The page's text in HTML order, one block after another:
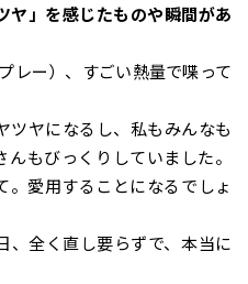
」を感じたものや瞬間があ
レー）、すごい熱量で喋って
ツヤになるし、私もみんなも
もびっくりしていました。
。愛用することになるでしょ
、全く直し要らずで、本当に